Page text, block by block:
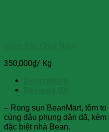
350,000₫/ Kg
– Rong sụn BeanMart, tôm
cùng đậu phụng dân dã,
đặc biệt nhà Bean.